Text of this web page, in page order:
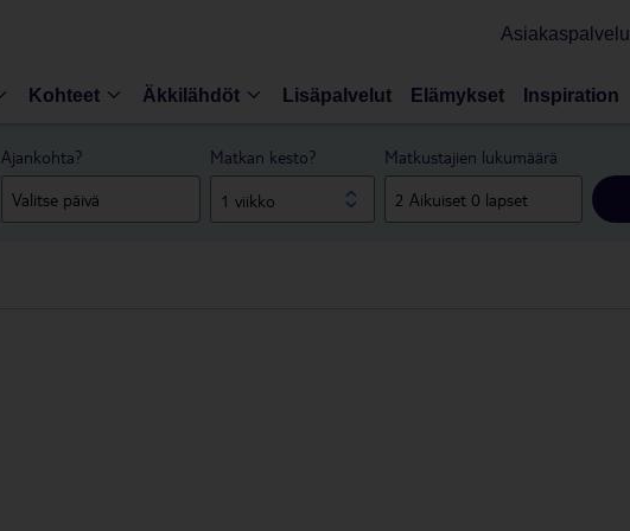
Asiakaspalvelu
Kohteet Äkkilähdöt Lisäpalvelut Elämykset Inspiration
Ajankohta? Matkan kesto?
1 viikko
Matkustajien lukumäärä